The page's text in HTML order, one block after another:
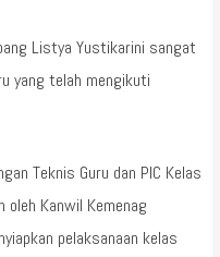
Listya Yustikarini sangat
yang telah mengikuti
Teknis Guru dan PIC Kelas
oleh Kanwil Kemenag
pelaksanaan kelas